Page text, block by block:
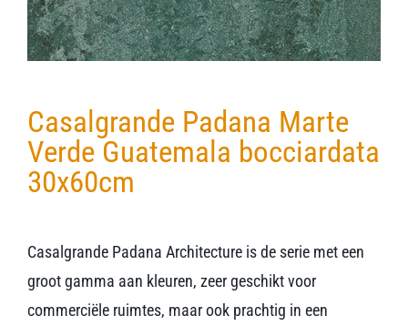
Casalgrande Padana Marte
Verde Guatemala bocciardata
30x60cm
Casalgrande Padana Architecture is de serie met een
groot gamma aan kleuren, zeer geschikt voor
commerciële ruimtes, maar ook prachtig in een